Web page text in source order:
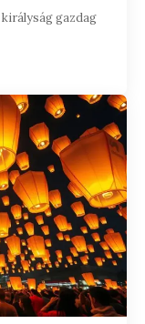
gazdag